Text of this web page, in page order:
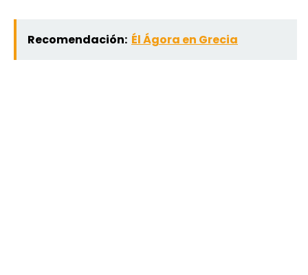
Recomendación: Él Ágora en Grecia